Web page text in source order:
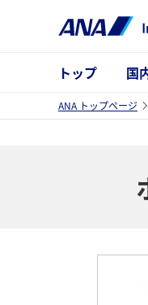
トップ 国
ANA トップページ